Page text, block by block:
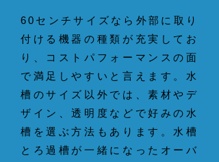
60センチサイズなら外部に取り
付ける機器の種類が充実してお
り、コストパフォーマンスの面
で満足しやすいと言えます。水
槽のサイズ以外では、素材やデ
ザイン、透明度などで好みの水
槽を選ぶ方法もあります。水槽
とろ過槽が一緒になったオーバ